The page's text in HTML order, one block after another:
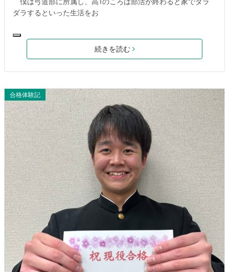
ダラするといった生活をお
続きを読む
合格体験記